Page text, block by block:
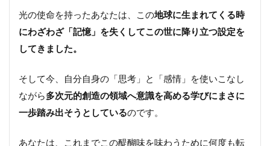
光の使命を持ったあなたは、この地球に生まれてくる時
にわざわざ「記憶」を失くしてこの世に降り立つ設定を
してきました。
そして今、自分自身の「思考」と「感情」を使いこなし
ながら多次元的創造の領域へ意識を高める学びにまさに
一歩踏み出そうとしているのです。
あなたは、これまでこの醍醐味を味わうために何度も転